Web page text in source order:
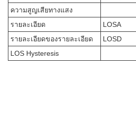
ความสูญเสียทางแสง
รายละเอียด
LOSA
รายละเอียดของรายละเอียด
LOSD
LOS Hysteresis